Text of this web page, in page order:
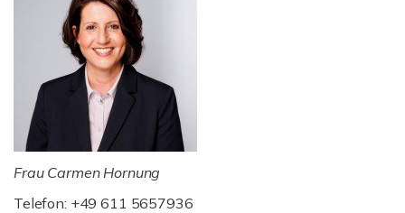
Frau Carmen Hornung
Telefon: +49 611 5657936